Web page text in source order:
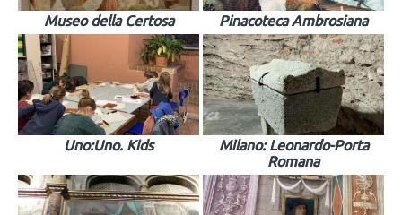
Museo della Certosa Pinacoteca Ambrosiana
Uno:Uno. Kids
Milano: Leonardo-Porta
Romana